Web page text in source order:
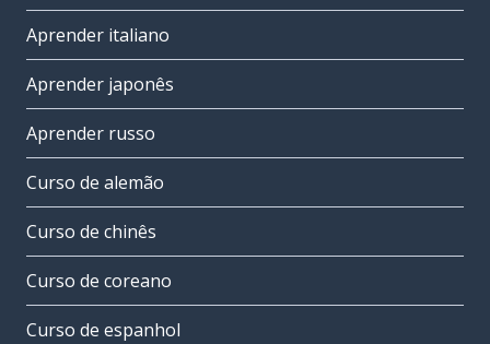
Aprender italiano
Aprender japonês
Aprender russo
Curso de alemão
Curso de chinês
Curso de coreano
Curso de espanhol